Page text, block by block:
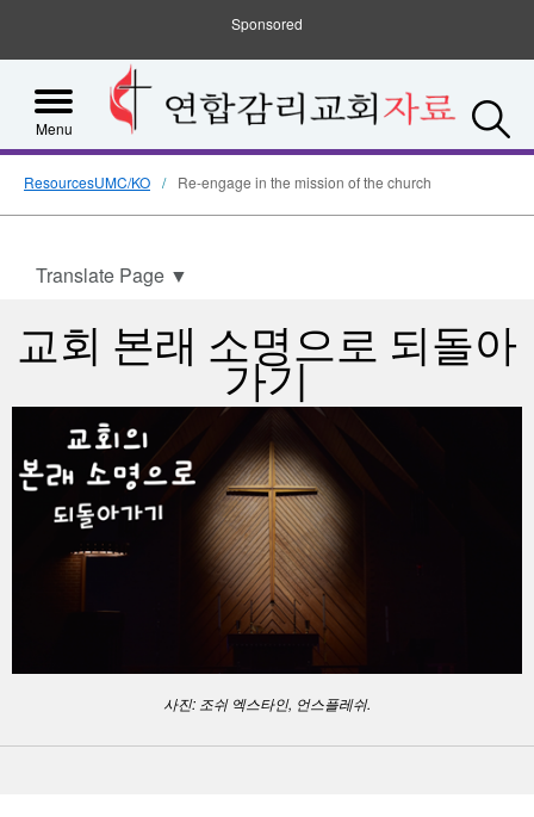
Sponsored
Menu
ResourcesUMC/KO Re-engage in the mission of the church
Translate Page ▼
교회 본래 소명으로 되돌아
가기
사진: 조쉬 엑스타인, 언스플레쉬.